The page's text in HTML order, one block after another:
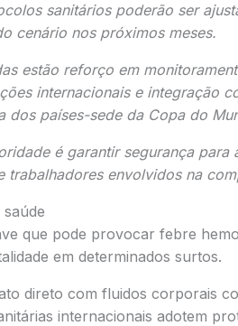
sanitários poderão ser
cenário nos próximos meses.
estão reforço em
internacionais e integração
dos países-sede da Copa do
é garantir segurança para
trabalhadores envolvidos na
que pode provocar febre
em determinados surtos.
direto com fluidos corporais
internacionais adotem